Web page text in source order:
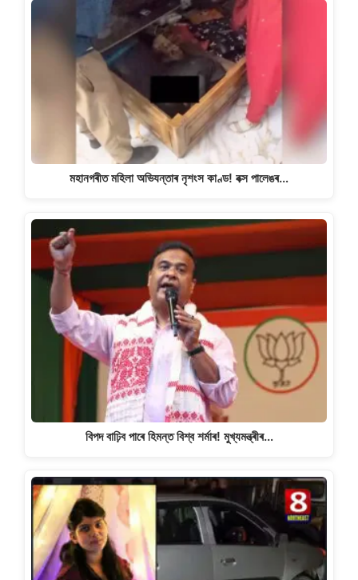
মহানগৰীত মহিলা অভিযন্তাৰ নৃশংস কাণ্ড! বক্স পালেঙৰ…
বিপদ বাঢ়িব পাৰে হিমন্ত বিশ্ব শৰ্মাৰ! মুখ্যমন্ত্ৰীৰ…